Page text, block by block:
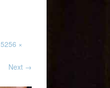
5256 ×
Next →